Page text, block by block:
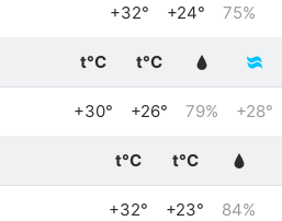
+32° +24° 75%
t°C t°C
+30° +26° 79% +28°
t°C t°C
+32° +23° 84%